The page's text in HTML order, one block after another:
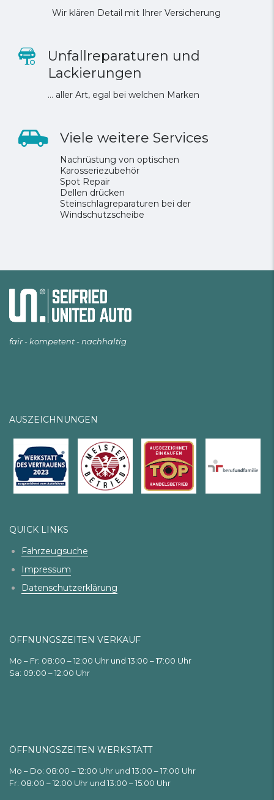
Wir klären Detail mit Ihrer Versicherung
Unfallreparaturen und
Lackierungen
… aller Art, egal bei welchen Marken
Viele weitere Services
Nachrüstung von optischen
Karosseriezubehör
Spot Repair
Dellen drücken
Steinschlagreparaturen bei der
Windschutzscheibe
fair - kompetent - nachhaltig
AUSZEICHNUNGEN
QUICK LINKS
Fahrzeugsuche
Impressum
Datenschutzerklärung
ÖFFNUNGSZEITEN VERKAUF
Mo – Fr: 08:00 – 12:00 Uhr und 13:00 – 17:00 Uhr
Sa: 09:00 – 12:00 Uhr
ÖFFNUNGSZEITEN WERKSTATT
Mo – Do: 08:00 – 12:00 Uhr und 13:00 – 17:00 Uhr
Fr: 08:00 – 12:00 Uhr und 13:00 – 15:00 Uhr